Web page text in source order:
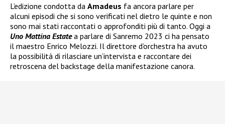
L’edizione condotta da Amadeus fa ancora parlare per
alcuni episodi che si sono verificati nel dietro le quinte e non
sono mai stati raccontati o approfonditi più di tanto. Oggi a
Uno Mattina Estatea parlare di Sanremo 2023 ci ha pensato
il maestro Enrico Melozzi. Il direttore d’orchestra ha avuto
la possibilità di rilasciare un’intervista e raccontare dei
retroscena del backstage della manifestazione canora.